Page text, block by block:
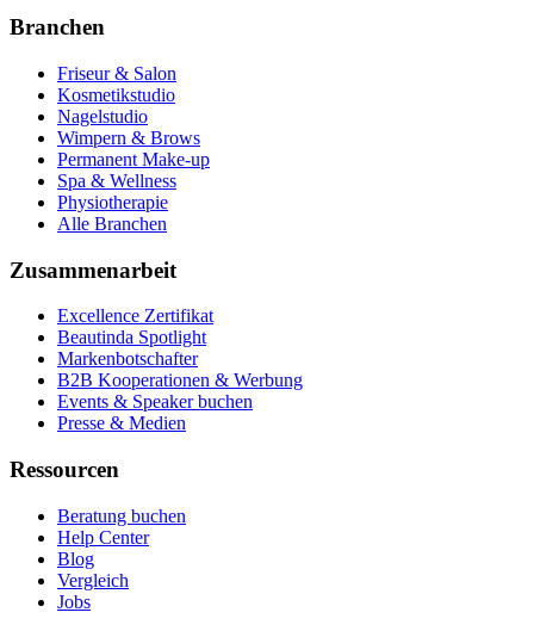
Branchen
Friseur & Salon
Kosmetikstudio
Nagelstudio
Wimpern & Brows
Permanent Make-up
Spa & Wellness
Physiotherapie
Alle Branchen
Zusammenarbeit
Excellence Zertifikat
Beautinda Spotlight
Markenbotschafter
B2B Kooperationen & Werbung
Events & Speaker buchen
Presse & Medien
Ressourcen
Beratung buchen
Help Center
Blog
Vergleich
Jobs